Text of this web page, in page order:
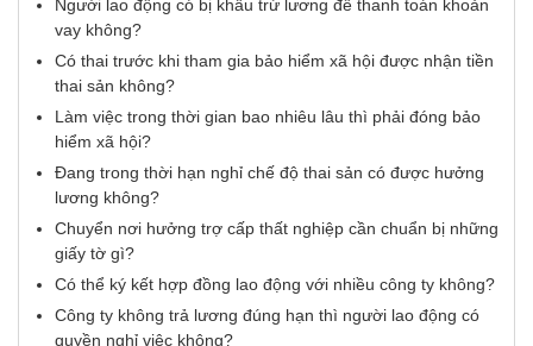
Người lao động có bị khấu trừ lương để thanh toán khoản
vay không?
Có thai trước khi tham gia bảo hiểm xã hội được nhận tiền
thai sản không?
Làm việc trong thời gian bao nhiêu lâu thì phải đóng bảo
hiểm xã hội?
Đang trong thời hạn nghỉ chế độ thai sản có được hưởng
lương không?
Chuyển nơi hưởng trợ cấp thất nghiệp cần chuẩn bị những
giấy tờ gì?
Có thể ký kết hợp đồng lao động với nhiều công ty không?
Công ty không trả lương đúng hạn thì người lao động có
quyền nghỉ việc không?